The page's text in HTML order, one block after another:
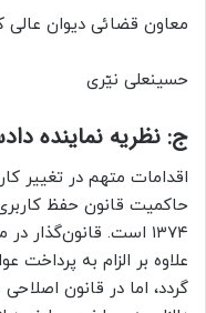
معاون قضائی دیوان عالی
حسینعلی نیّری
ج: نظریه نماینده
اقدامات متهم در تغییر
حاکمیت قانون حفظ
علاوه بر الزام به